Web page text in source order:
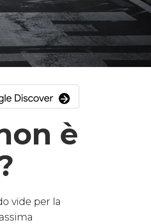
è
vide per la